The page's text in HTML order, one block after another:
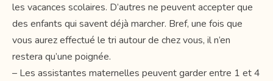
les vacances scolaires. D’autres ne peuvent accepter que
des enfants qui savent déjà marcher. Bref, une fois que
vous aurez effectué le tri autour de chez vous, il n’en
restera qu’une poignée.
– Les assistantes maternelles peuvent garder entre 1 et 4